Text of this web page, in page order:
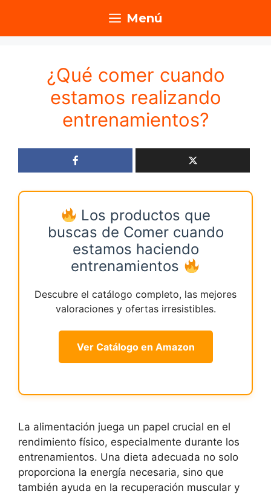
contenido
Menú
¿Qué comer cuando
estamos realizando
entrenamientos?
Los productos que
buscas de Comer cuando
estamos haciendo
entrenamientos
Descubre el catálogo completo, las mejores
valoraciones y ofertas irresistibles.
Ver Catálogo en Amazon
La alimentación juega un papel crucial en el
rendimiento físico, especialmente durante los
entrenamientos. Una dieta adecuada no solo
proporciona la energía necesaria, sino que
también ayuda en la recuperación muscular y